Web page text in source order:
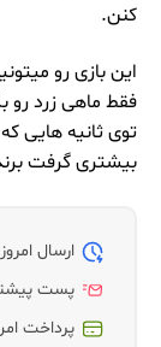
کنن.
این بازی رو
فقط ماهی زرد رو
توی ثانیه هایی
بیشتری گرفت
ارسال
پست
پرداخت امن